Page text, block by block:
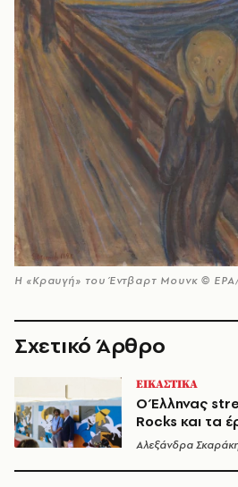
H «Κραυγή» του Έντβαρτ Μουνκ ©
Σχετικό Άρθρο
ΕΙΚΑΣΤΙΚΑ
Ο Έλληνας
Rocks και τα
Αλεξάνδρα